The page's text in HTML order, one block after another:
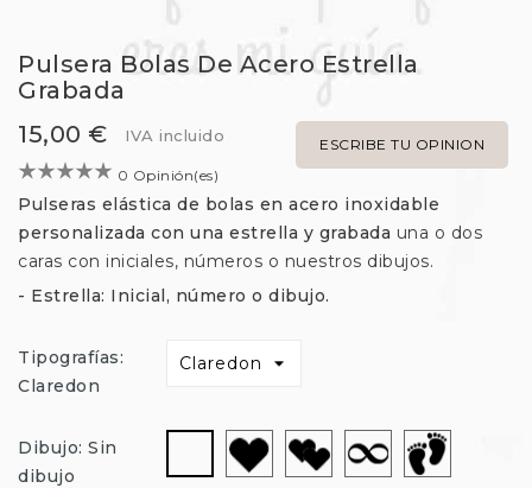
Pulsera Bolas De Acero Estrella
Grabada
15,00 €
ESCRIBE TU OPINION
IVA incluido
0 Opinión(es)
Pulseras elástica de bolas en acero inoxidable
personalizada con una estrella y grabada una o dos
caras con iniciales, números o nuestros dibujos.
- Estrella: Inicial, número o dibujo.
Tipografías:
Claredon
Dibujo: Sin
dibujo
Sin
dibujo
Corazón Corazon-
Doble
Infinito
Pie